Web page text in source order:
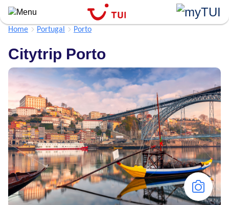
Overslaan
en
naar
algemene
inhoud
gaan
Home Portugal Porto
Citytrip Porto